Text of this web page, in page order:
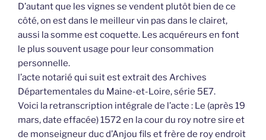
D’autant que les vignes se vendent plutôt bien de ce
côté, on est dans le meilleur vin pas dans le clairet,
aussi la somme est coquette. Les acquéreurs en font
le plus souvent usage pour leur consommation
personnelle.
l’acte notarié qui suit est extrait des Archives
Départementales du Maine-et-Loire, série 5E7.
Voici la retranscription intégrale de l’acte : Le (après 19
mars, date effacée) 1572 en la cour du roy notre sire et
de monseigneur duc d’Anjou fils et frère de roy endroit